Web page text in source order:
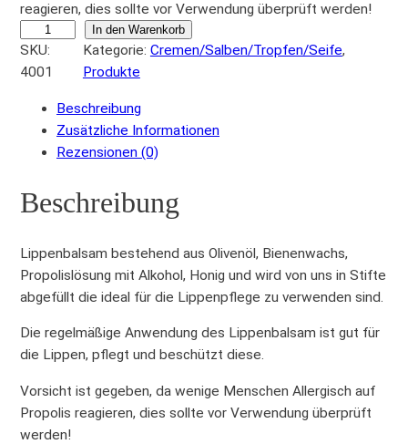
reagieren, dies sollte vor Verwendung überprüft werden!
i
p
a
m
7
M
e
In den Warenkorb
SKU:
4001
Kategorie: Cremen/Salben/Tropfen/Seife
Produkte
Beschreibung
Zusätzliche Informationen
Rezensionen (0)
Beschreibung
Lippenbalsam bestehend aus Olivenöl, Bienenwachs,
Propolislösung mit Alkohol, Honig und wird von uns in Stifte
abgefüllt die ideal für die Lippenpflege zu verwenden sind.
Die regelmäßige Anwendung des Lippenbalsam ist gut für
die Lippen, pflegt und beschützt diese.
Vorsicht ist gegeben, da wenige Menschen Allergisch auf
Propolis reagieren, dies sollte vor Verwendung überprüft
werden!